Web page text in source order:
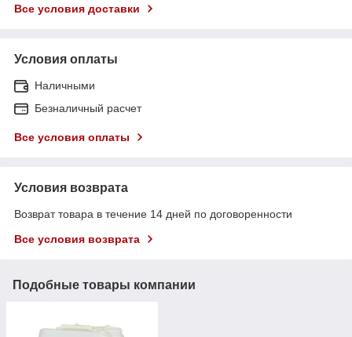
Все условия доставки
Условия оплаты
Наличными
Безналичный расчет
Все условия оплаты
Условия возврата
Возврат товара в течение 14 дней по договоренности
Все условия возврата
Подобные товары компании